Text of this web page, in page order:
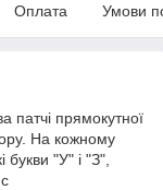
Оплата Умови
патчі прямокутної
На кожному
букви "У" і "З",